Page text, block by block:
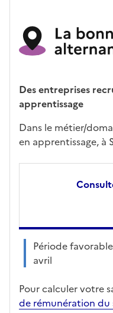
Des entreprises
apprentissage
Dans le métier/
en apprentissage, à
Période
avril
Pour calculer votre
de rémunération du